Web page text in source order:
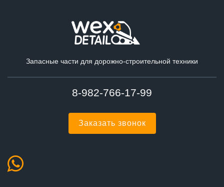
Запасные части для дорожно-строительной техники
8-982-766-17-99
Заказать звонок